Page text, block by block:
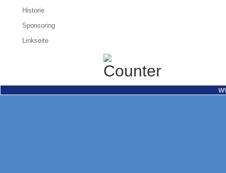
Historie
Sponsoring
Linkseite